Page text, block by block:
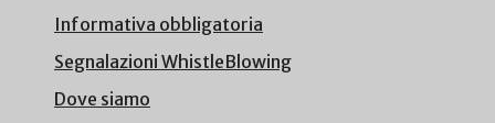
Informativa obbligatoria
Segnalazioni WhistleBlowing
Dove siamo